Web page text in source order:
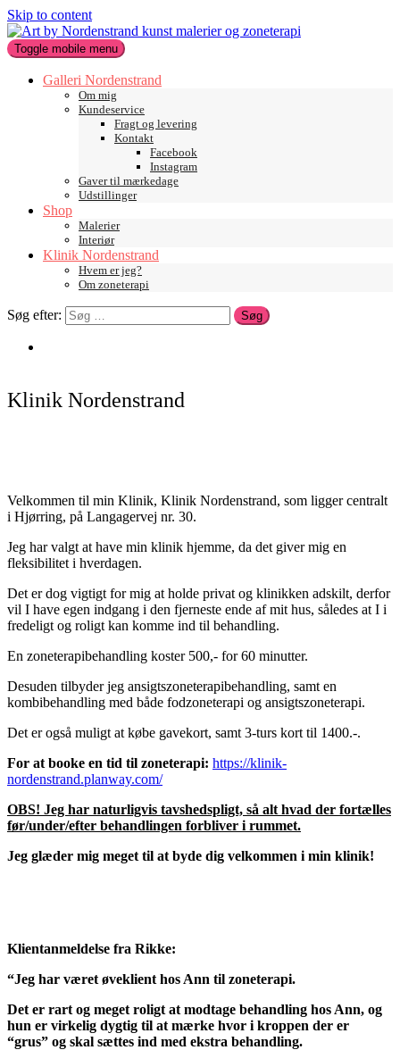
Skip to content
Toggle mobile menu
Galleri Nordenstrand
Om mig
Kundeservice
Fragt og levering
Kontakt
Facebook
Instagram
Gaver til mærkedage
Udstillinger
Shop
Malerier
Interiør
Klinik Nordenstrand
Hvem er jeg?
Om zoneterapi
Søg efter:
Klinik Nordenstrand
Velkommen til min Klinik, Klinik Nordenstrand, som ligger centralt
i Hjørring, på Langagervej nr. 30.
Jeg har valgt at have min klinik hjemme, da det giver mig en
fleksibilitet i hverdagen.
Det er dog vigtigt for mig at holde privat og klinikken adskilt, derfor
vil I have egen indgang i den fjerneste ende af mit hus, således at I i
fredeligt og roligt kan komme ind til behandling.
En zoneterapibehandling koster 500,- for 60 minutter.
Desuden tilbyder jeg ansigtszoneterapibehandling, samt en
kombibehandling med både fodzoneterapi og ansigtszoneterapi.
Det er også muligt at købe gavekort, samt 3-turs kort til 1400.-.
For at booke en tid til zoneterapi: https://klinik-
nordenstrand.planway.com/
OBS! Jeg har naturligvis tavshedspligt, så alt hvad der fortælles
før/under/efter behandlingen forbliver i rummet.
Jeg glæder mig meget til at byde dig velkommen i min klinik!
Klientanmeldelse fra Rikke:
“Jeg har været øveklient hos Ann til zoneterapi.
Det er rart og meget roligt at modtage behandling hos Ann, og
hun er virkelig dygtig til at mærke hvor i kroppen der er
“grus” og skal sættes ind med ekstra behandling.